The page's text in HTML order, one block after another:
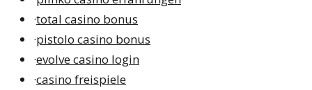
·total casino bonus
·pistolo casino bonus
·evolve casino login
·casino freispiele